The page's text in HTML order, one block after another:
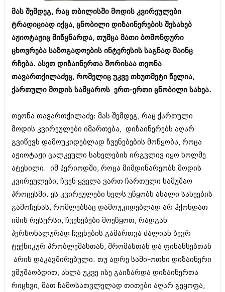
კულინარია
ავტორჩევები
ბელადები
ბიზნესსიახლეები
გვარები
იუმორი
კალეიდოსკოპი
ჰოროსკოპი და შეუცნობელი
კრიმინალი
რომანი და დეტექტივი
სახალისო ამბები
შოუბიზნესი
დაიჯესტი
ქალი და მამაკაცი
ისტორია
ბიზნესსიახლეები
გვარები
თემიდას სასწორი
იუმორი
კალეიდოსკოპი
კრიმინალი
რომანი და დეტექტივი
სახალისო ამბები
შოუბიზნესი
დაიჯესტი
ქალი და მამაკაცი
ისტორია
სხვადასხვა
ანონსი
მას შემდეგ, რაც თბილისში მოდის კვირეულები
ტრადიციად იქცა, ცნობილი დიზაინერების შესახებ
აჟიოტაჟიც მიწყნარდა, თუმცა მათი ბომონდური
ცხოვრება საზოგადოების ინტერესის საგნად მაინც
რჩება. ასეთ დიზაინერთა შორისაა თეონა
თავართქილაძეც, რომელიც უკვე თხუთმეტი წელია,
ქართული მოდის სამყაროს ერთ-ერთი ცნობილი სახეა.
თეონა თავართქილაძე: მას შემდეგ, რაც ქართული
მოდის კვირეულები იმართება, დიზაინერებს აღარ
გვიწევს დამოუკიდებლად ჩვენებების მოწყობა, როცა
აჟიოტაჟი ცალკეული სახელების ირგვლივ იყო ხოლმე
ატეხილი. იმ პერიოდში, როცა მიმდინარეობს მოდის
კვირეულები, ჩვენ ყველა ვართ ჩართული სამუშაო
პროცესში. ეს კვირეულები ხელს უწყობს ახალი სახეების
გამოჩენას, რომლებსაც დამოუკიდებლად არ ჰქონდათ
იმის რესურსი, ჩვენებები მოეწყოთ, რადგან
პერსონალურად ჩვენების გამართვა ძალიან ბევრ
ტექნიკურ პრობლემასთან, შრომასთან და ფინანსებთან
არის დაკავშირებული. თუ ადრე სამი-ოთხი დიზაინერი
ვმუშაობდით, ახლა უკვე ისე გაიზარდა დიზაინერთა
რიცხვი, მათ ჩამოსათვლელად თითები აღარ გეყოფა,